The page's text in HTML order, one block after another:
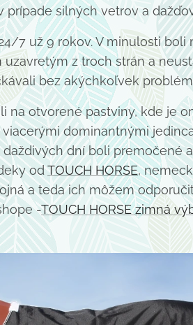
prípade silných vetrov a
7 už 9 rokov. V minulosti
z troch strán a
bez akýchkoľvek
na otvorené pastviny, kde je
dominantnými
dní boli premočené
odTOUCH HORSE,
a teda ich môžem
-TOUCH HORSE zimná